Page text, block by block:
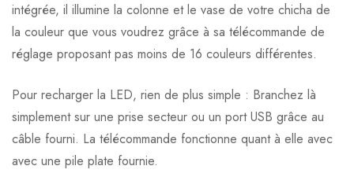
intégrée, il illumine la colonne et le vase de votre chicha de
la couleur que vous voudrez grâce à sa télécommande de
réglage proposant pas moins de 16 couleurs différentes.
Pour recharger la LED, rien de plus simple : Branchez là
simplement sur une prise secteur ou un port USB grâce au
câble fourni. La télécommande fonctionne quant à elle avec
avec une pile plate fournie.
Il n'y a pas encore d'avis, donnez le vôtre en premier !
Aucune question actuellement. Devenez le premier à poser
votre question !